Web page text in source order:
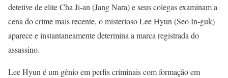
detetive de elite Cha Ji-an (Jang Nara) e seus colegas examinam a
cena do crime mais recente, o misterioso Lee Hyun (Seo In-guk)
aparece e instantaneamente determina a marca registrada do
assassino.
Lee Hyun é um gênio em perfis criminais com formação em